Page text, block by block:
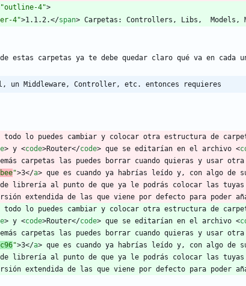
"outline-4">
4">1.1.2.</span> Carpetas: Controllers, Libs,  Models,
estas carpetas ya te debe quedar claro qué va en
un Middleware, Controller, etc. entonces requieres
todo lo puedes cambiar y colocar otra estructura de
> y <code>Router</code> que se editarían en el archivo <
carpetas las puedes borrar cuando quieras y usar
">3</a> que es cuando ya habrías leído y, con algo de
librería al punto de que ya le podrás colocar las
extendida de las que viene por defecto para poder
todo lo puedes cambiar y colocar otra estructura de
> y <code>Router</code> que se editarían en el archivo <
carpetas las puedes borrar cuando quieras y usar
">3</a> que es cuando ya habrías leído y, con algo de
librería al punto de que ya le podrás colocar las
extendida de las que viene por defecto para poder